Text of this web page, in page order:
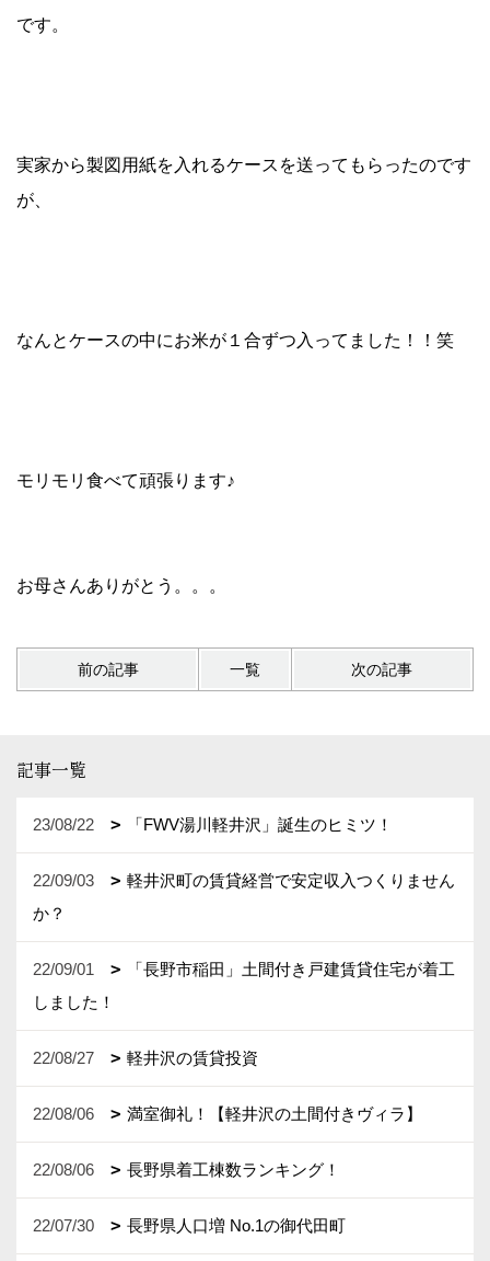
です。
実家から製図用紙を入れるケースを送ってもらったのです
が、
なんとケースの中にお米が１合ずつ入ってました！！笑
モリモリ食べて頑張ります♪
お母さんありがとう。。。
前の記事 一覧 次の記事
記事一覧
23/08/22 「FWV湯川軽井沢」誕生のヒミツ！
22/09/03
軽井沢町の賃貸経営で安定収入つくりません
か？
22/09/01
「長野市稲田」土間付き戸建賃貸住宅が着工
しました！
22/08/27 軽井沢の賃貸投資
22/08/06 満室御礼！【軽井沢の土間付きヴィラ】
22/08/06 長野県着工棟数ランキング！
22/07/30 長野県人口増 No.1の御代田町